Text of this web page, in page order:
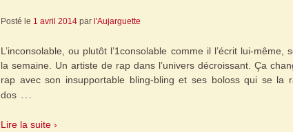
Posté le 1 avril 2014 parl'Aujarguette
L’inconsolable, ou plutôt l’1consolable comme il l’écrit lui-même,
la semaine. Un artiste de rap dans l’univers décroissant. Ça
rap avec son insupportable bling-bling et ses boloss qui se la
dos …
Lire la suite ›